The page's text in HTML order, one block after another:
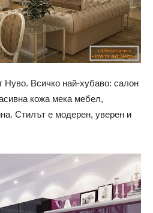
Нуво. Всичко най-хубаво: салон
кожа мека мебел,
Стилът е модерен, уверен и